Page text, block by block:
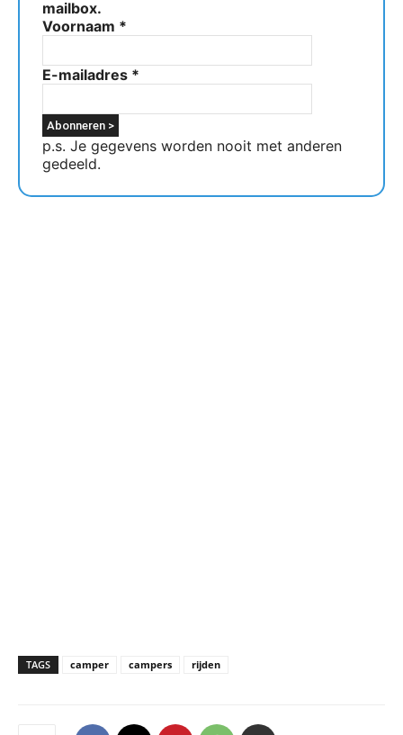
mailbox.
Voornaam *
E-mailadres *
p.s. Je gegevens worden nooit met anderen
gedeeld.
TAGS camper campers rijden